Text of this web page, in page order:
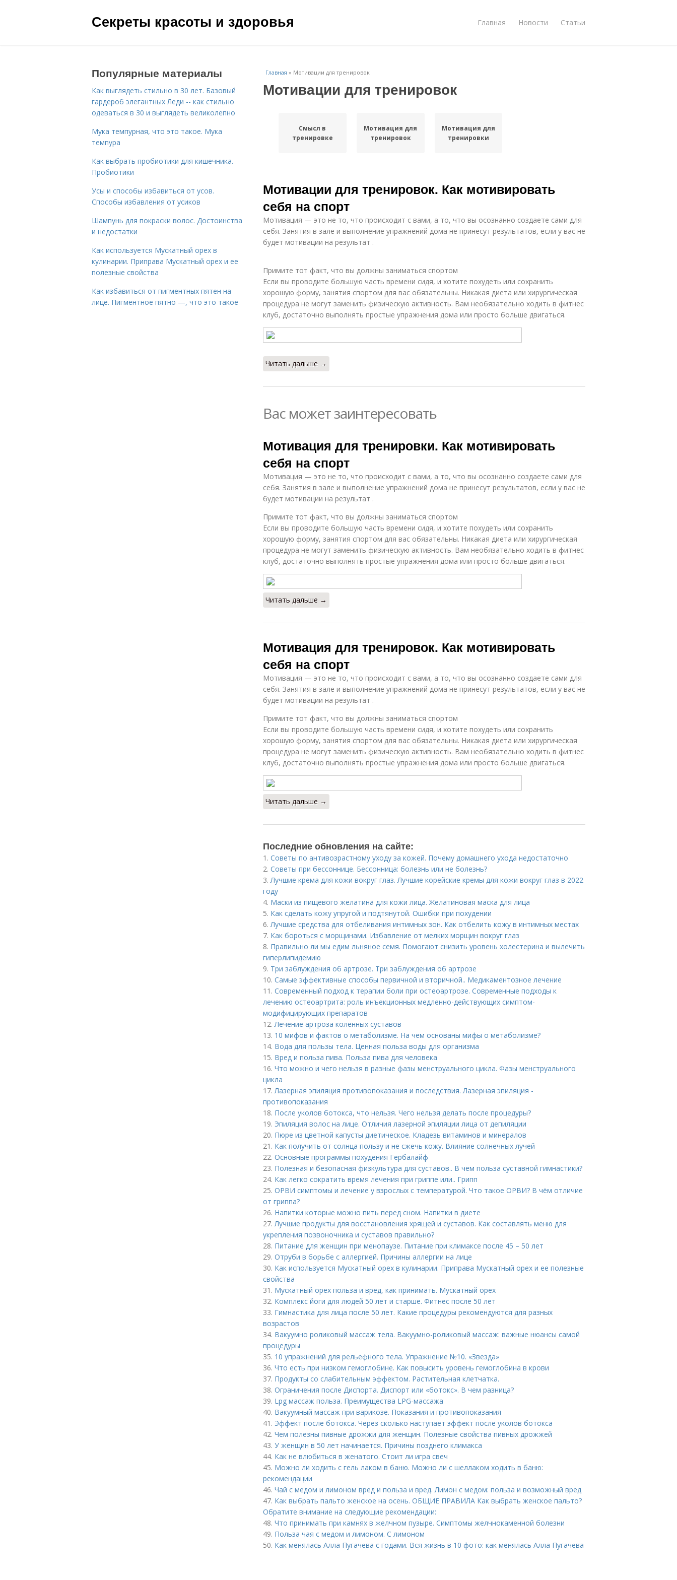
Секреты красоты и здоровья Главная Новости Статьи
Главная » Мотивации для тренировок
Мотивации для тренировок
Смысл в
тренировке
Мотивация для
тренировок
Мотивация для
тренировки
Мотивации для тренировок. Как мотивировать
себя на спорт
Мотивация — это не то, что происходит с вами, а то, что вы осознанно создаете сами для
себя. Занятия в зале и выполнение упражнений дома не принесут результатов, если у вас не
будет мотивации на результат .
Примите тот факт, что вы должны заниматься спортом
Если вы проводите большую часть времени сидя, и хотите похудеть или сохранить
хорошую форму, занятия спортом для вас обязательны. Никакая диета или хирургическая
процедура не могут заменить физическую активность. Вам необязательно ходить в фитнес
клуб, достаточно выполнять простые упражнения дома или просто больше двигаться.
Читать дальше →
Вас может заинтересовать
Мотивация для тренировки. Как мотивировать
себя на спорт
Мотивация — это не то, что происходит с вами, а то, что вы осознанно создаете сами для
себя. Занятия в зале и выполнение упражнений дома не принесут результатов, если у вас не
будет мотивации на результат .
Примите тот факт, что вы должны заниматься спортом
Если вы проводите большую часть времени сидя, и хотите похудеть или сохранить
хорошую форму, занятия спортом для вас обязательны. Никакая диета или хирургическая
процедура не могут заменить физическую активность. Вам необязательно ходить в фитнес
клуб, достаточно выполнять простые упражнения дома или просто больше двигаться.
Читать дальше →
Мотивация для тренировок. Как мотивировать
себя на спорт
Мотивация — это не то, что происходит с вами, а то, что вы осознанно создаете сами для
себя. Занятия в зале и выполнение упражнений дома не принесут результатов, если у вас не
будет мотивации на результат .
Примите тот факт, что вы должны заниматься спортом
Если вы проводите большую часть времени сидя, и хотите похудеть или сохранить
хорошую форму, занятия спортом для вас обязательны. Никакая диета или хирургическая
процедура не могут заменить физическую активность. Вам необязательно ходить в фитнес
клуб, достаточно выполнять простые упражнения дома или просто больше двигаться.
Читать дальше →
Последние обновления на сайте:
1. Советы по антивозрастному уходу за кожей. Почему домашнего ухода недостаточно
2. Советы при бессоннице. Бессонница: болезнь или не болезнь?
3.Лучшие крема для кожи вокруг глаз. Лучшие корейские кремы для кожи вокруг глаз в 2022
году
4. Маски из пищевого желатина для кожи лица. Желатиновая маска для лица
5. Как сделать кожу упругой и подтянутой. Ошибки при похудении
6.Лучшие средства для отбеливания интимных зон. Как отбелить кожу в интимных местах
7. Как бороться с морщинами. Избавление от мелких морщин вокруг глаз
8. Правильно ли мы едим льняное семя. Помогают снизить уровень холестерина и вылечить
гиперлипидемию
9. Три заблуждения об артрозе. Три заблуждения об артрозе
10. Самые эффективные способы первичной и вторичной.. Медикаментозное лечение
11. Современный подход к терапии боли при остеоартрозе. Современные подходы к
лечению остеоартрита: роль инъекционных медленно-действующих симптом-
модифицирующих препаратов
12.Лечение артроза коленных суставов
13. 10 мифов и фактов о метаболизме. На чем основаны мифы о метаболизме?
14. Вода для пользы тела. Ценная польза воды для организма
15. Вред и польза пива. Польза пива для человека
16. Что можно и чего нельзя в разные фазы менструального цикла. Фазы менструального
цикла
17.Лазерная эпиляция противопоказания и последствия. Лазерная эпиляция -
противопоказания
18. После уколов ботокса, что нельзя. Чего нельзя делать после процедуры?
19. Эпиляция волос на лице. Отличия лазерной эпиляции лица от депиляции
20. Пюре из цветной капусты диетическое. Кладезь витаминов и минералов
21. Как получить от солнца пользу и не сжечь кожу. Влияние солнечных лучей
22. Основные программы похудения Гербалайф
23. Полезная и безопасная физкультура для суставов.. В чем польза суставной гимнастики?
24. Как легко сократить время лечения при гриппе или.. Грипп
25. ОРВИ симптомы и лечение у взрослых с температурой. Что такое ОРВИ? В чём отличие
от гриппа?
26. Напитки которые можно пить перед сном. Напитки в диете
27.Лучшие продукты для восстановления хрящей и суставов. Как составлять меню для
укрепления позвоночника и суставов правильно?
28. Питание для женщин при менопаузе. Питание при климаксе после 45 – 50 лет
29. Отруби в борьбе с аллергией. Причины аллергии на лице
30. Как используется Мускатный орех в кулинарии. Приправа Мускатный орех и ее полезные
свойства
31. Мускатный орех польза и вред, как принимать. Мускатный орех
32. Комплекс йоги для людей 50 лет и старше. Фитнес после 50 лет
33. Гимнастика для лица после 50 лет. Какие процедуры рекомендуются для разных
возрастов
34. Вакуумно роликовый массаж тела. Вакуумно-роликовый массаж: важные нюансы самой
процедуры
35. 10 упражнений для рельефного тела. Упражнение №10. «Звезда»
36. Что есть при низком гемоглобине. Как повысить уровень гемоглобина в крови
37. Продукты со слабительным эффектом. Растительная клетчатка.
38. Ограничения после Диспорта. Диспорт или «ботокс». В чем разница?
39. Lpg массаж польза. Преимущества LPG-массажа
40. Вакуумный массаж при варикозе. Показания и противопоказания
41. Эффект после ботокса. Через сколько наступает эффект после уколов ботокса
42. Чем полезны пивные дрожжи для женщин. Полезные свойства пивных дрожжей
43. У женщин в 50 лет начинается. Причины позднего климакса
44. Как не влюбиться в женатого. Стоит ли игра свеч
45. Можно ли ходить с гель лаком в баню. Можно ли с шеллаком ходить в баню:
рекомендации
46. Чай с медом и лимоном вред и польза и вред. Лимон с медом: польза и возможный вред
47. Как выбрать пальто женское на осень. ОБЩИЕ ПРАВИЛА Как выбрать женское пальто?
Обратите внимание на следующие рекомендации:
48. Что принимать при камнях в желчном пузыре. Симптомы желчнокаменной болезни
49. Польза чая с медом и лимоном. С лимоном
50. Как менялась Алла Пугачева с годами. Вся жизнь в 10 фото: как менялась Алла Пугачева
Популярные материалы
Как выглядеть стильно в 30 лет. Базовый
гардероб элегантных Леди -- как стильно
одеваться в 30 и выглядеть великолепно
Мука темпурная, что это такое. Мука
темпура
Как выбрать пробиотики для кишечника.
Пробиотики
Усы и способы избавиться от усов.
Способы избавления от усиков
Шампунь для покраски волос. Достоинства
и недостатки
Как используется Мускатный орех в
кулинарии. Приправа Мускатный орех и ее
полезные свойства
Как избавиться от пигментных пятен на
лице. Пигментное пятно —, что это такое